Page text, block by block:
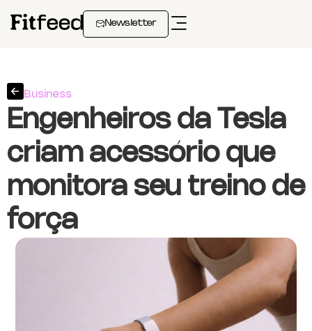
Newsletter
Business
Engenheiros da Tesla
criam acessório que
monitora seu treino de
força